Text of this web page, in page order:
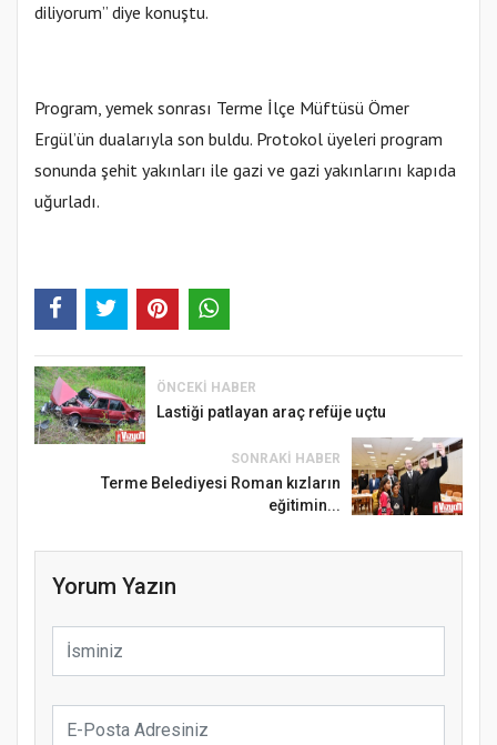
diliyorum” diye konuştu.
Program, yemek sonrası Terme İlçe Müftüsü Ömer
Ergül’ün dualarıyla son buldu. Protokol üyeleri program
sonunda şehit yakınları ile gazi ve gazi yakınlarını kapıda
uğurladı.
ÖNCEKI HABER
Lastiği patlayan araç refüje uçtu
SONRAKI HABER
Terme Belediyesi Roman kızların
eğitimin...
Yorum Yazın